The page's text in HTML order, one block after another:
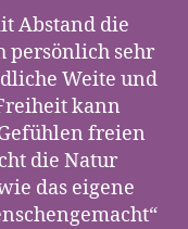
Abstand die
persönlich sehr
Weite und
kann
freien
die Natur
das eigene